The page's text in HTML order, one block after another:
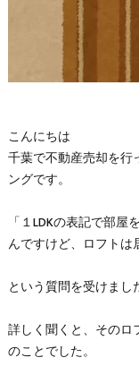
こんにちは
千葉で不動産売却を行
ングです。
「１LDKの表記で部
んですけど、ロフトは
という質問を受けまし
詳しく聞くと、そのロ
のことでした。